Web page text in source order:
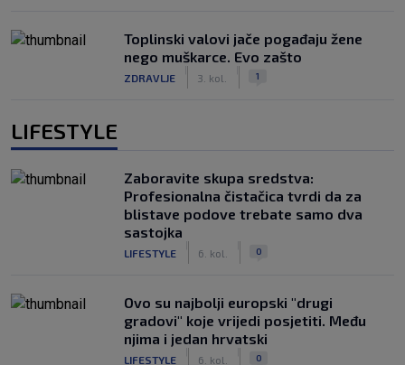
Toplinski valovi jače pogađaju žene
nego muškarce. Evo zašto
ZDRAVLJE 3. kol. 1
LIFESTYLE
Zaboravite skupa sredstva:
Profesionalna čistačica tvrdi da za
blistave podove trebate samo dva
sastojka
LIFESTYLE 6. kol. 0
Ovo su najbolji europski "drugi
gradovi" koje vrijedi posjetiti. Među
njima i jedan hrvatski
LIFESTYLE 6. kol. 0